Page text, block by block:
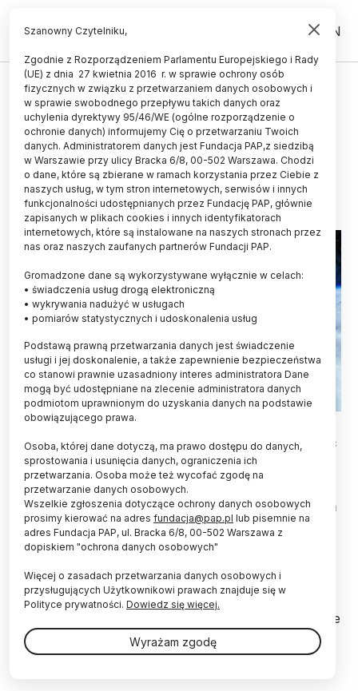
PL EN
Europejski Konkurs Kosmiczny
czeka na polskich uczniów i
studentów
24.11.2016
aktualizacja: 24.11.2016
2 minuty czytania
Uczniowie i studenci do 22. roku życia mogą wziąć
udział w Europejskim Konkursie Kosmicznym -
Odysseus II. Konkursowe zadanie to
przygotowanie projektu dotyczącego przestrzeni
kosmicznej. Do wygrania m.in. wyjazd do Centrum
Kosmicznego w Gujanie Francuskiej i staże w
Europejskiej Agencji Kosmicznej.
Projekt „The Youth for Space Challenge –
ODYSSEUS II” ma inspirować i angażować młodych
ludzi z całej Europy w badania kosmiczne. Zgłoszone
do konkursu projekty powinny skupić się na
europejskich projektach kosmicznych i na
Szanowny Czytelniku,
Zgodnie z Rozporządzeniem Parlamentu Europejskiego i Rady
(UE) z dnia 27 kwietnia 2016 r. w sprawie ochrony osób
fizycznych w związku z przetwarzaniem danych osobowych i
w sprawie swobodnego przepływu takich danych oraz
uchylenia dyrektywy 95/46/WE (ogólne rozporządzenie o
ochronie danych) informujemy Cię o przetwarzaniu Twoich
danych. Administratorem danych jest Fundacja PAP,z siedzibą
w Warszawie przy ulicy Bracka 6/8, 00-502 Warszawa. Chodzi
o dane, które są zbierane w ramach korzystania przez Ciebie z
naszych usług, w tym stron internetowych, serwisów i innych
funkcjonalności udostępnianych przez Fundację PAP, głównie
zapisanych w plikach cookies i innych identyfikatorach
internetowych, które są instalowane na naszych stronach przez
nas oraz naszych zaufanych partnerów Fundacji PAP.
Gromadzone dane są wykorzystywane wyłącznie w celach:
• świadczenia usług drogą elektroniczną
• wykrywania nadużyć w usługach
• pomiarów statystycznych i udoskonalenia usług
Podstawą prawną przetwarzania danych jest świadczenie
usługi i jej doskonalenie, a także zapewnienie bezpieczeństwa
co stanowi prawnie uzasadniony interes administratora Dane
mogą być udostępniane na zlecenie administratora danych
podmiotom uprawnionym do uzyskania danych na podstawie
obowiązującego prawa.
Osoba, której dane dotyczą, ma prawo dostępu do danych,
sprostowania i usunięcia danych, ograniczenia ich
przetwarzania. Osoba może też wycofać zgodę na
przetwarzanie danych osobowych.
Wszelkie zgłoszenia dotyczące ochrony danych osobowych
prosimy kierować na adres fundacja@pap.pl lub pisemnie na
adres Fundacja PAP, ul. Bracka 6/8, 00-502 Warszawa z
dopiskiem "ochrona danych osobowych"
Więcej o zasadach przetwarzania danych osobowych i
przysługujących Użytkownikowi prawach znajduje się w
Polityce prywatności. Dowiedz się więcej.
Wyrażam zgodę